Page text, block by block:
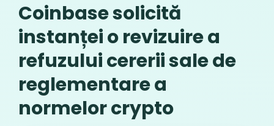
Coinbase solicită
instanței o revizuire a
refuzului cererii sale de
reglementare a
normelor crypto